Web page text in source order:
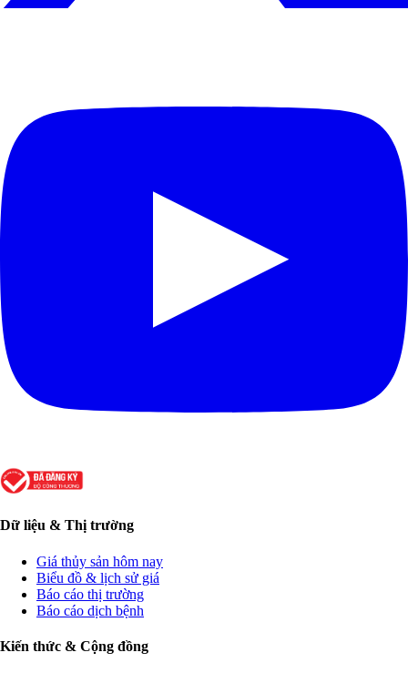
Dữ liệu & Thị trường
Giá thủy sản hôm nay
Biểu đồ & lịch sử giá
Báo cáo thị trường
Báo cáo dịch bệnh
Kiến thức & Cộng đồng